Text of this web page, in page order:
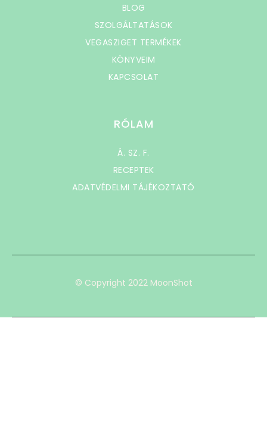
BLOG
SZOLGÁLTATÁSOK
VEGASZIGET TERMÉKEK
KÖNYVEIM
KAPCSOLAT
RÓLAM
Á. SZ. F.
RECEPTEK
ADATVÉDELMI TÁJÉKOZTATÓ
© Copyright 2022 MoonShot